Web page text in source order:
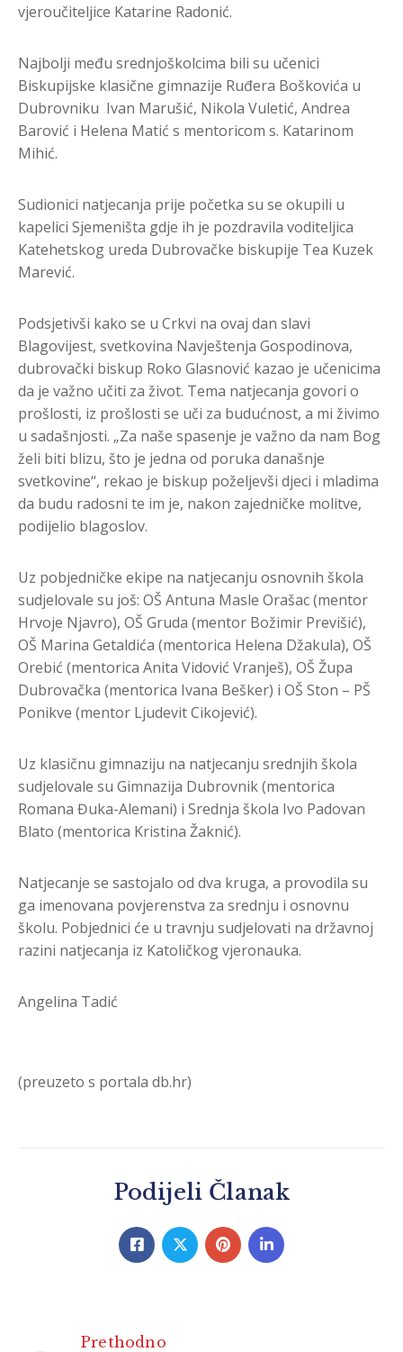
vjeroučiteljice Katarine Radonić.
Najbolji među srednjoškolcima bili su učenici
Biskupijske klasične gimnazije Ruđera Boškovića u
Dubrovniku Ivan Marušić, Nikola Vuletić, Andrea
Barović i Helena Matić s mentoricom s. Katarinom
Mihić.
Sudionici natjecanja prije početka su se okupili u
kapelici Sjemeništa gdje ih je pozdravila voditeljica
Katehetskog ureda Dubrovačke biskupije Tea Kuzek
Marević.
Podsjetivši kako se u Crkvi na ovaj dan slavi
Blagovijest, svetkovina Navještenja Gospodinova,
dubrovački biskup Roko Glasnović kazao je učenicima
da je važno učiti za život. Tema natjecanja govori o
prošlosti, iz prošlosti se uči za budućnost, a mi živimo
u sadašnjosti. „Za naše spasenje je važno da nam Bog
želi biti blizu, što je jedna od poruka današnje
svetkovine“, rekao je biskup poželjevši djeci i mladima
da budu radosni te im je, nakon zajedničke molitve,
podijelio blagoslov.
Uz pobjedničke ekipe na natjecanju osnovnih škola
sudjelovale su još: OŠ Antuna Masle Orašac (mentor
Hrvoje Njavro), OŠ Gruda (mentor Božimir Previšić),
OŠ Marina Getaldića (mentorica Helena Džakula), OŠ
Orebić (mentorica Anita Vidović Vranješ), OŠ Župa
Dubrovačka (mentorica Ivana Bešker) i OŠ Ston – PŠ
Ponikve (mentor Ljudevit Cikojević).
Uz klasičnu gimnaziju na natjecanju srednjih škola
sudjelovale su Gimnazija Dubrovnik (mentorica
Romana Đuka-Alemani) i Srednja škola Ivo Padovan
Blato (mentorica Kristina Žaknić).
Natjecanje se sastojalo od dva kruga, a provodila su
ga imenovana povjerenstva za srednju i osnovnu
školu. Pobjednici će u travnju sudjelovati na državnoj
razini natjecanja iz Katoličkog vjeronauka.
Angelina Tadić
(preuzeto s portala db.hr)
Podijeli Članak
Prethodno